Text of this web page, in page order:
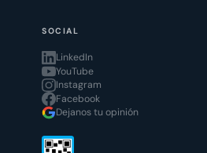
SOCIAL
LinkedIn
YouTube
Instagram
Facebook
Dejanos tu opinión